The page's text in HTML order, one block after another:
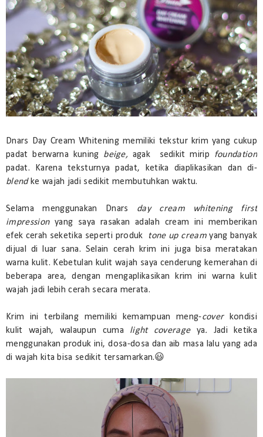
Dnars Day Cream Whitening memiliki tekstur krim yang cukup
padat berwarna kuning beige, agak sedikit mirip foundation
padat. Karena teksturnya padat, ketika diaplikasikan dan di-
blendke wajah jadi sedikit membutuhkan waktu.
Selama menggunakan Dnars day cream whitening
first
impressionyang saya rasakan adalah cream ini memberikan
efek cerah seketika seperti produk tone up creamyang banyak
dijual di luar sana. Selain cerah krim ini juga bisa meratakan
warna kulit. Kebetulan kulit wajah saya cenderung kemerahan di
beberapa area, dengan mengaplikasikan krim ini warna kulit
wajah jadi lebih cerah secara merata.
Krim ini terbilang memiliki kemampuan meng-coverkondisi
kulit wajah, walaupun cuma light coverage ya. Jadi ketika
menggunakan produk ini, dosa-dosa dan aib masa lalu yang ada
di wajah kita bisa sedikit tersamarkan.😃